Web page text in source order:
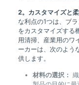
2。カスタマイズと
な利点の1つは、ブ
をカスタマイズする
用清掃、産業用のワ
ーカーは、次のよう
供します。
材料の選択：